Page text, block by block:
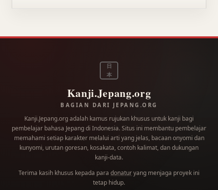
日
本
Kanji.Jepang.org
BAGIAN DARI JEPANG.ORG
Kanji.Jepang.org adalah kamus rujukan khusus untuk kanji bagi
pembelajar bahasa Jepang di Indonesia. Situs ini membantu pembelajar
memahami setiap karakter melalui arti yang jelas, bacaan onyomi dan
kunyomi, urutan goresan, kosakata, contoh kalimat, dan dukungan
kanji-data.
Terima kasih khusus kepada para donaturyang menjaga proyek ini
tetap hidup.